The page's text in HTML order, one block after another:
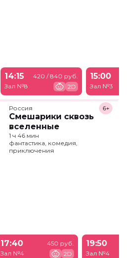
14:15
Зал №8
420 / 840 руб.
2D
15:00
Зал №3
Россия
Смешарики сквозь
вселенные
6+
1 ч 46 мин
фантастика, комедия,
приключения
17:40
Зал №4
450 руб.
2D
19:50
Зал №4